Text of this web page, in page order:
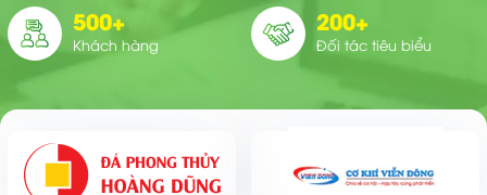
500+
Khách hàng
200+
Đối tác tiêu biểu